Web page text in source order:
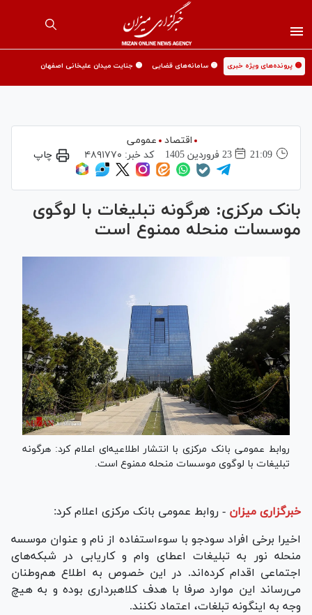
🟡 پرونده‌های ویژه خبری 🟡 سامانه‌های قضایی 🟡 جنایت میدان علیخانی اصفهان
اقتصاد
عمومی
21:09
23 فروردين 1405 کد خبر: ۴۸۹۱۷۷۰ چاپ
بانک مرکزی: هرگونه تبلیغات با لوگوی
موسسات منحله ممنوع است
روابط عمومی بانک مرکزی با انتشار اطلاعیه‌ای اعلام کرد: هرگونه
تبلیغات با لوگوی موسسات منحله ممنوع است.
خبرگزاری میزان - روابط عمومی بانک مرکزی اعلام کرد:
اخیرا برخی افراد سودجو با سوءاستفاده از نام و عنوان موسسه
منحله نور به تبلیغات اعطای وام و کاریابی در شبکه‌های
اجتماعی اقدام کرده‌اند. در این خصوص به اطلاع هم‌وطنان
می‌رساند این موارد صرفا با هدف کلاهبرداری بوده و به هیچ
وجه به اینگونه تبلغات، اعتماد نکنند.